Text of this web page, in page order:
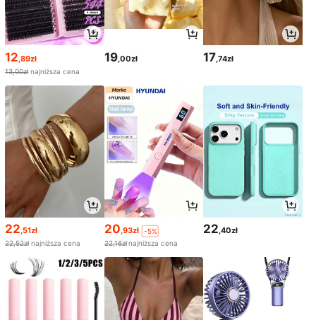
12 ,89zł
13,00zł najniższa cena
19,00zł 17 ,74zł
22,51zł
22,52zł najniższa cena
20,93zł
-5%
22,16złnajniższa cena
22,40zł